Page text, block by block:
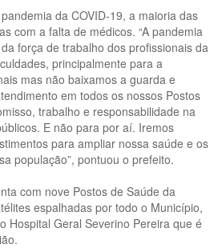
da COVID-19, a maioria das
com a falta de médicos. “A pandemia
força de trabalho dos profissionais da
principalmente para a
mas não baixamos a guarda e
em todos os nossos Postos
trabalho e responsabilidade na
E não para por aí. Iremos
para ampliar nossa saúde e os
população”, pontuou o prefeito.
com nove Postos de Saúde da
espalhadas por todo o Município,
Hospital Geral Severino Pereira que é